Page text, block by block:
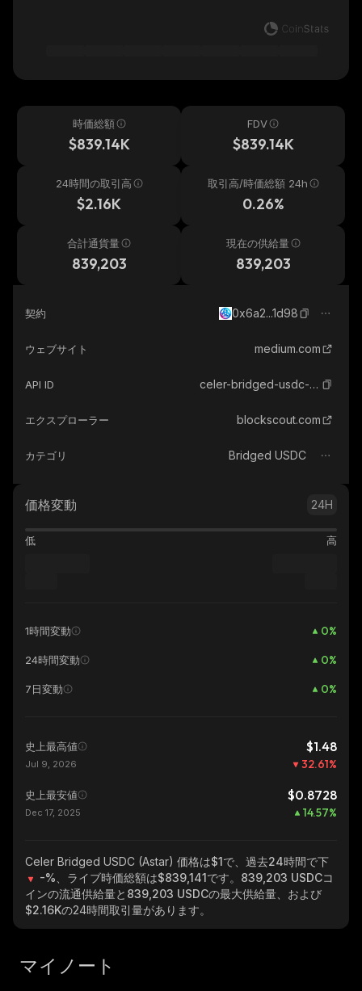
時価総額
$839.14K
FDV
$839.14K
24時間の取引高
$2.16K
取引高/時価総額 24h
0.26%
合計通貨量
839,203
現在の供給量
839,203
契約 0x6a2...1d98
ウェブサイト medium.com
API ID celer-bridged-usdc-astar
エクスプローラー blockscout.com
カテゴリ Bridged USDC
価格変動 24H
低 高
1時間変動 0%
24時間変動 0%
7日変動 0%
史上最高値 $1.48
Jul 9, 2026 32.61%
史上最安値 $0.8728
Dec 17, 2025 14.57%
Celer Bridged USDC (Astar) 価格は$1で、過去24時間で下
-% 、ライブ時価総額は$839,141です。 839,203 USDCコ
インの流通供給量と 839,203 USDCの最大供給量、および
$2.16Kの24時間取引量があります。
マイノート